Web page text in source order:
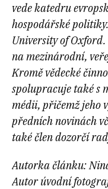
vede katedru
hospodářské
University of Oxford.
na mezinárodní,
Kromě vědecké
spolupracuje také s
médii, přičemž jeho
předních novinách
také člen dozorčí
Autorka článku:
Autor úvodní